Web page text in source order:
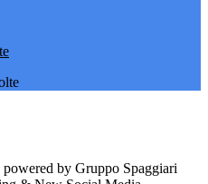
by Gruppo Spaggiari